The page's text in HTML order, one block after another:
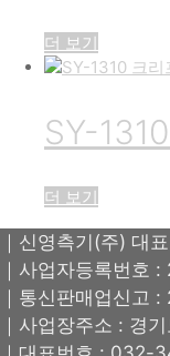
더 보기
SY-
더 보기
｜신영측기(주) 대
｜사업자등록번호
｜통신판매업신고
｜사업장주소 : 경